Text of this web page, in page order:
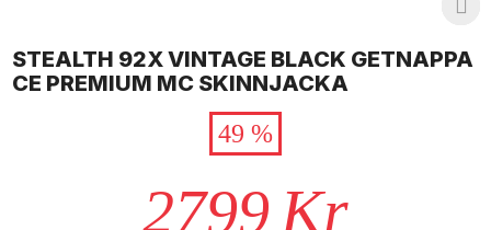
STEALTH 92X VINTAGE BLACK GETNAPPA
CE PREMIUM MC SKINNJACKA
49 %
2799Kr